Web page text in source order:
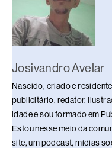
Josivandro Avelar
Nascido, criado e
publicitário, redator,
idade e sou formado em
Estou nesse meio da
site, um podcast, mídias